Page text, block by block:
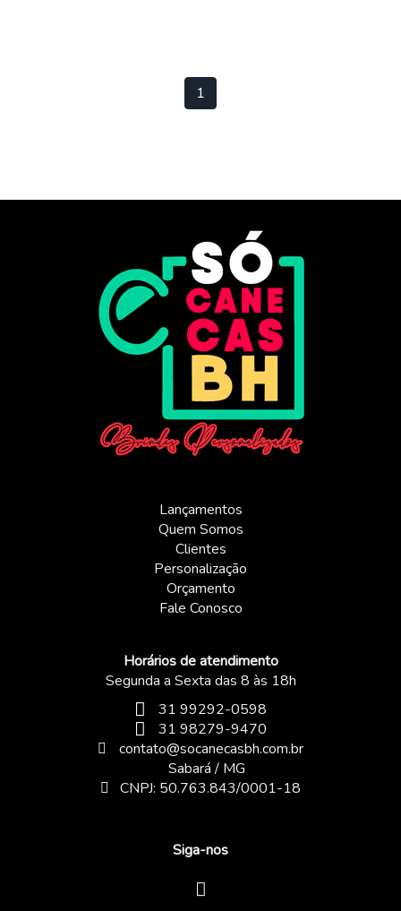
1
Lançamentos
Quem Somos
Clientes
Personalização
Orçamento
Fale Conosco
Horários de atendimento
Segunda a Sexta das 8 às 18h
31 99292-0598
31 98279-9470
contato@socanecasbh.com.br
Sabará / MG
CNPJ: 50.763.843/0001-18
Siga-nos